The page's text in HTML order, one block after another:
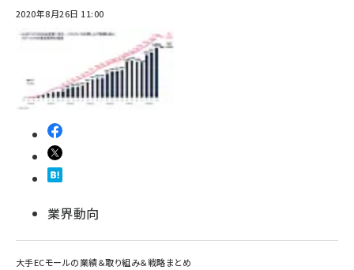
2020年8月26日 11:00
業界動向
大手ECモールの業績＆取り組み＆戦略まとめ